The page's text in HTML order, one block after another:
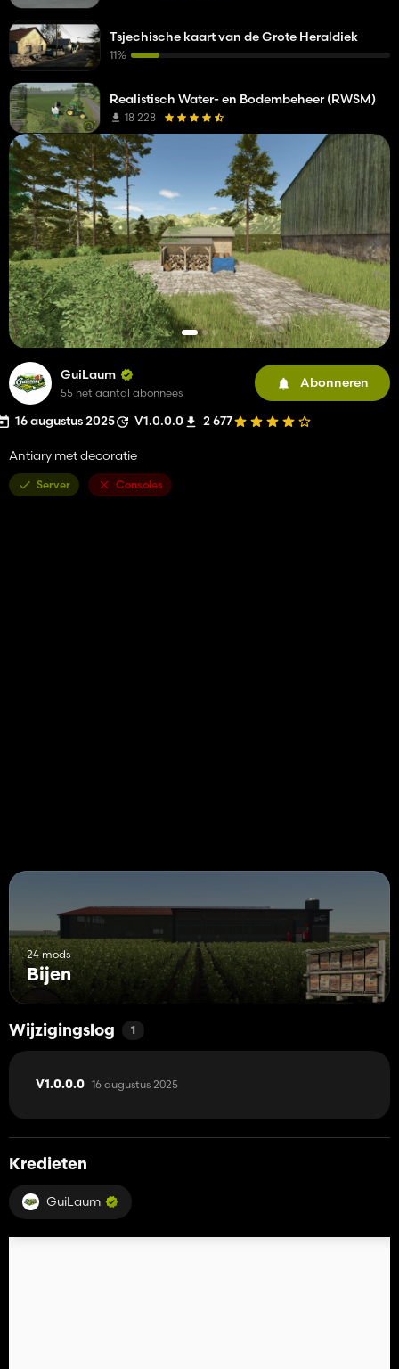
GuiLaum
55 het aantal abonnees
Abonneren
16 augustus 2025 V1.0.0.0 2 677
Antiary met decoratie
Server Consoles
24 mods
Bijen
Wijzigingslog 1
V1.0.0.0 16 augustus 2025
Kredieten
GuiLaum
Tsjechische kaart van de Grote Heraldiek
11%
Realistisch Water- en Bodembeheer (RWSM)
18 228